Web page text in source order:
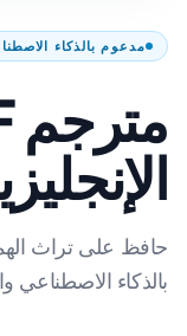
مدعوم بالذكاء الاصطناعي ·
حافظ على تراث
بالذكاء الاصطناعي